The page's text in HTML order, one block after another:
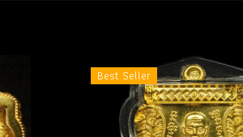
Best Seller